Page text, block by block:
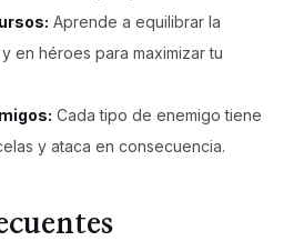
Aprende a equilibrar la
en héroes para maximizar tu
Cada tipo de enemigo tiene
y ataca en consecuencia.